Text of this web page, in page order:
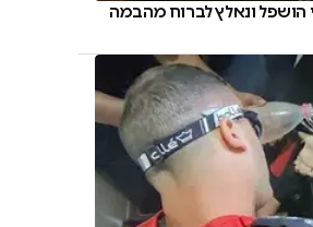
ונאלץ לברוח מהבמה